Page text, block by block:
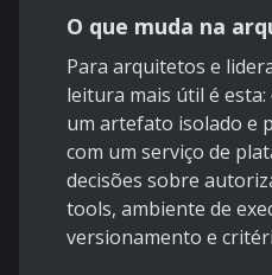
O que muda na
Para arquitetos e
leitura mais útil é
um artefato isolado e
com um serviço de
decisões sobre
tools, ambiente de
versionamento e